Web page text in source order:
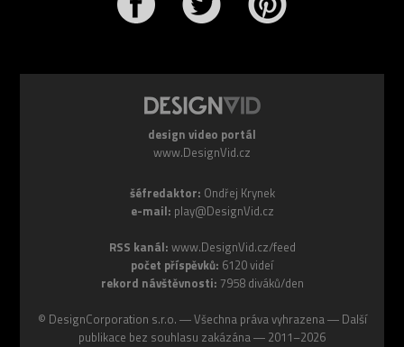
design video portál
www.DesignVid.cz
šéfredaktor: Ondřej Krynek
e-mail: play@DesignVid.cz
RSS kanál: www.DesignVid.cz/feed
počet příspěvků: 6120 videí
rekord návštěvnosti: 7958 diváků/den
© DesignCorporation s.r.o. ― Všechna práva vyhrazena ― Další
publikace bez souhlasu zakázána ― 2011–2026